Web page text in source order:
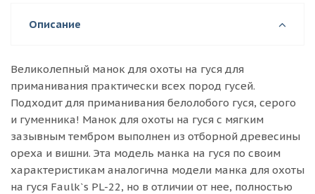
Описание
Великолепный манок для охоты на гуся для
приманивания практически всех пород гусей.
Подходит для приманивания белолобого гуся, серого
и гуменника! Манок для охоты на гуся с мягким
зазывным тембром выполнен из отборной древесины
ореха и вишни. Эта модель манка на гуся по своим
характеристикам аналогична модели манка для охоты
на гуся Faulk`s PL-22, но в отличии от нее, полностью